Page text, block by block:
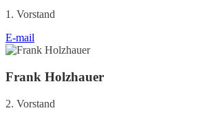
1. Vorstand
E-mail
Frank Holzhauer
2. Vorstand